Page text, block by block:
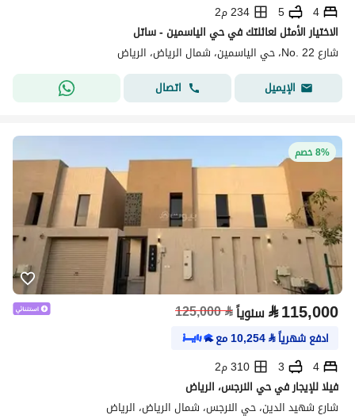
4
5
234 م2
الاختيار الأمثل لعائلتك في حي الياسمين - ساتل
شارع No. 22، حي الياسمين، شمال الرياض، الرياض
الإيميل
اتصال
8% خصم
⃁115,000 سنوياً⃁
125,000
ادفع شهرياً⃁
10,254مع
4
3
310 م2
فيلا للإيجار في حي النرجس، الرياض
شارع شهيد الدين، حي النرجس، شمال الرياض، الرياض